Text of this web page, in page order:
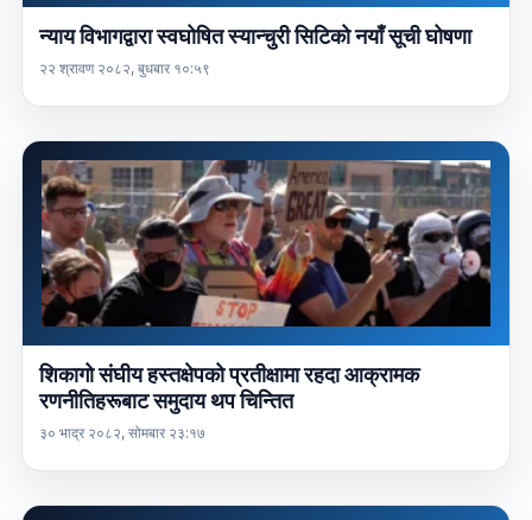
न्याय विभागद्वारा स्वघोषित स्यान्चुरी सिटिको नयाँ सूची घोषणा
२२ श्रावण २०८२, बुधबार १०:५९
शिकागो संघीय हस्तक्षेपको प्रतीक्षामा रहदा आक्रामक
रणनीतिहरूबाट समुदाय थप चिन्तित
३० भाद्र २०८२, सोमबार २३:१७